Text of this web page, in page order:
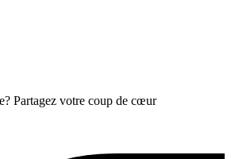
Partagez votre coup de cœur